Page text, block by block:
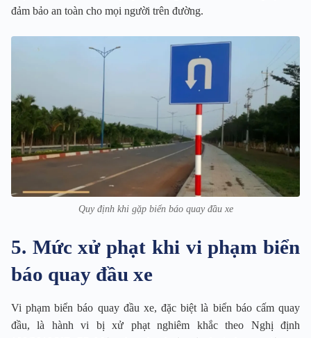
đảm bảo an toàn cho mọi người trên đường.
Quy định khi gặp biển báo quay đầu xe
5. Mức xử phạt khi vi phạm biển
báo quay đầu xe
Vi phạm biển báo quay đầu xe, đặc biệt là biển báo cấm quay
đầu, là hành vi bị xử phạt nghiêm khắc theo Nghị định